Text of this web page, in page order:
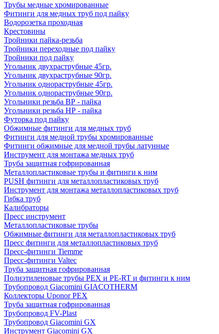
Трубы медные хромированные
Фитинги для медных труб под пайку
Водорозетка проходная
Крестовины
Тройники пайка-резьба
Тройники переходные под пайку
Тройники под пайку
Угольник двухраструбные 45гр.
Угольник двухраструбные 90гр.
Угольник однораструбные 45гр.
Угольник однораструбные 90гр.
Угольники резьба ВР - пайка
Угольники резьба НР - пайка
Футорка под пайку
Обжимные фитинги для медных труб
Фитинги для медной трубы хромированные
Фитинги обжимные для медной трубы латунные
Инструмент для монтажа медных труб
Труба защитная гофрированная
Металлопластиковые трубы и фитинги к ним
PUSH фитинги для металлопластиковых труб
Инструмент для монтажа металлопластиковых труб
Гибка труб
Калибраторы
Пресс инструмент
Металлопластиковые трубы
Обжимные фитинги для металлопластиковых труб
Пресс фитинги для металлопластиковых труб
Пресс-фитинги Tiemme
Пресс-фитинги Valtec
Труба защитная гофрированная
Полиэтиленовые трубы PEX и PE-RT и фитинги к ним
Трубопровод Giacomini GIACOTHERM
Коллекторы Uponor PEX
Труба защитная гофрированная
Трубопровод FV-Plast
Трубопровод Giacomini GX
Инструмент Giacomini GX